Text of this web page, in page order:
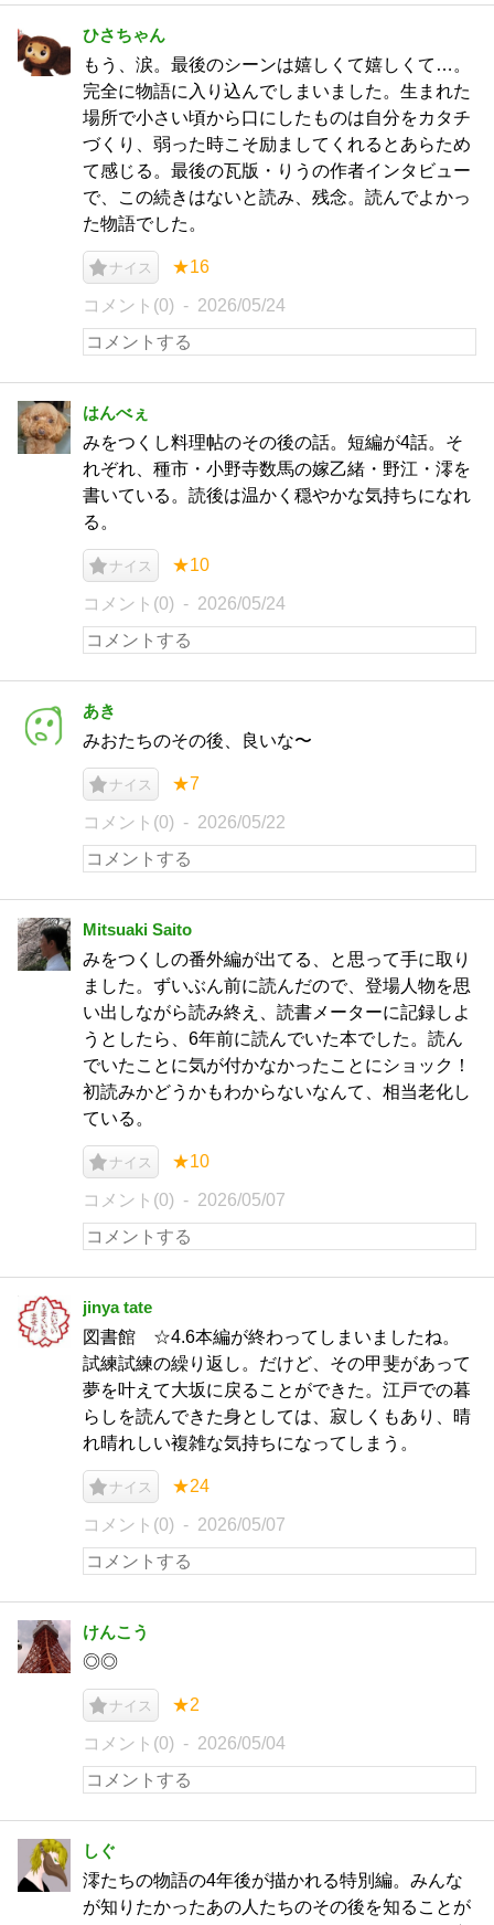
ひさちゃん
もう、涙。最後のシーンは嬉しくて嬉しくて…。
完全に物語に入り込んでしまいました。生まれた
場所で小さい頃から口にしたものは自分をカタチ
づくり、弱った時こそ励ましてくれるとあらため
て感じる。最後の瓦版・りうの作者インタビュー
で、この続きはないと読み、残念。読んでよかっ
た物語でした。
ナイス ★16
コメント(0) 2026/05/24
はんべぇ
みをつくし料理帖のその後の話。短編が4話。そ
れぞれ、種市・小野寺数馬の嫁乙緒・野江・澪を
書いている。読後は温かく穏やかな気持ちになれ
る。
ナイス ★10
コメント(0) 2026/05/24
あき
みおたちのその後、良いな〜
ナイス ★7
コメント(0) 2026/05/22
Mitsuaki Saito
みをつくしの番外編が出てる、と思って手に取り
ました。ずいぶん前に読んだので、登場人物を思
い出しながら読み終え、読書メーターに記録しよ
うとしたら、6年前に読んでいた本でした。読ん
でいたことに気が付かなかったことにショック！
初読みかどうかもわからないなんて、相当老化し
ている。
ナイス ★10
コメント(0) 2026/05/07
jinya tate
図書館 ☆4.6本編が終わってしまいましたね。
試練試練の繰り返し。だけど、その甲斐があって
夢を叶えて大坂に戻ることができた。江戸での暮
らしを読んできた身としては、寂しくもあり、晴
れ晴れしい複雑な気持ちになってしまう。
ナイス ★24
コメント(0) 2026/05/07
けんこう
◎◎
ナイス ★2
コメント(0) 2026/05/04
しぐ
澪たちの物語の4年後が描かれる特別編。みんな
が知りたかったあの人たちのその後を知ることが